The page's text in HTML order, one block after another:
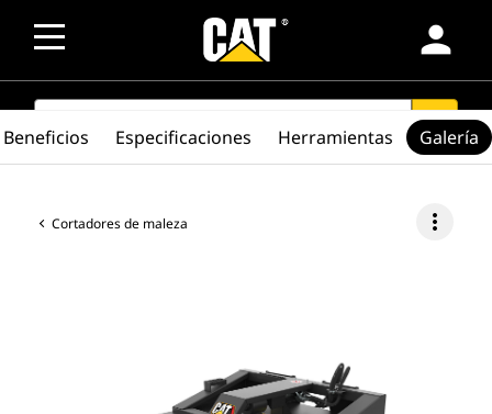
person
SEARCH search
Cortadores de maleza more_vert
Beneficios Especificaciones Herramientas Galería